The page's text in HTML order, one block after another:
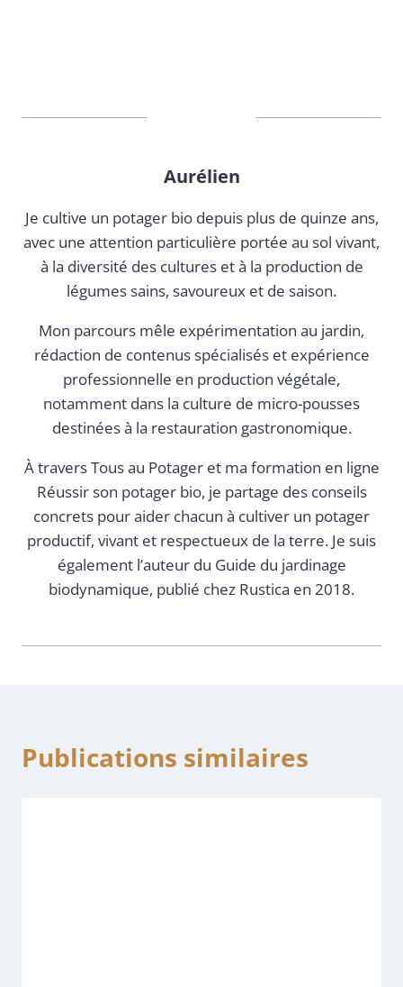
Aurélien
Je cultive un potager bio depuis plus de quinze ans,
avec une attention particulière portée au sol vivant,
à la diversité des cultures et à la production de
légumes sains, savoureux et de saison.
Mon parcours mêle expérimentation au jardin,
rédaction de contenus spécialisés et expérience
professionnelle en production végétale,
notamment dans la culture de micro-pousses
destinées à la restauration gastronomique.
À travers Tous au Potager et ma formation en ligne
Réussir son potager bio, je partage des conseils
concrets pour aider chacun à cultiver un potager
productif, vivant et respectueux de la terre. Je suis
également l’auteur du Guide du jardinage
biodynamique, publié chez Rustica en 2018.
Publications similaires